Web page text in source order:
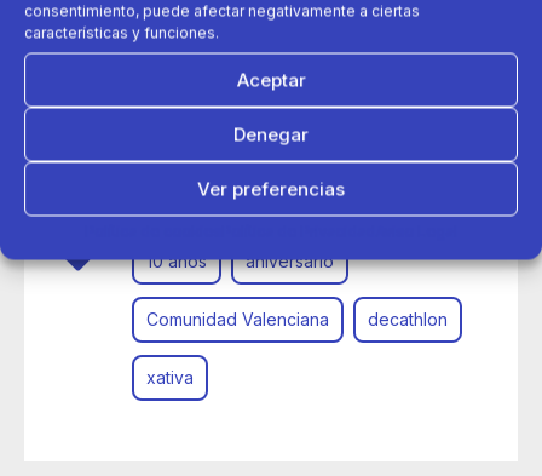
consentimiento, puede afectar negativamente a ciertas
características y funciones.
Aceptar
Denegar
Ver preferencias
10 años aniversario
Comunidad Valenciana decathlon
xativa